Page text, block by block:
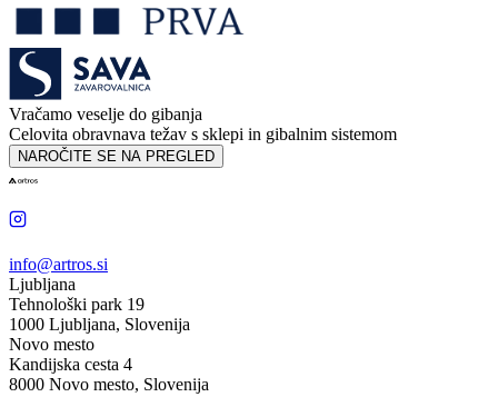
Vračamo veselje do gibanja
Celovita obravnava težav s sklepi in gibalnim sistemom
NAROČITE SE NA PREGLED
info@artros.si
Ljubljana
Tehnološki park 19
1000 Ljubljana, Slovenija
Novo mesto
Kandijska cesta 4
8000 Novo mesto, Slovenija